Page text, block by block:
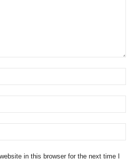
in this browser for the next time I